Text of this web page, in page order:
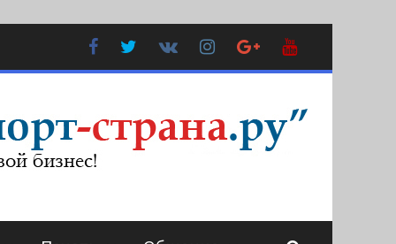
FacebookTwitter
Контакте
Instagram
Google
Plus